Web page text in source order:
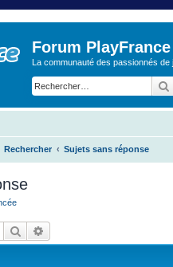
Forum PlayFrance
La communauté des passionnés de
Rechercher Sujets sans réponse
Rechercher